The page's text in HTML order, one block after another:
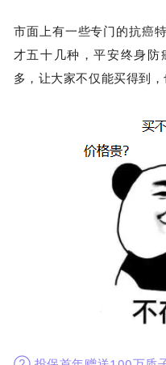
市面上有一些专门的抗癌
才五十几种，平安终身
多，让大家不仅能买得到，